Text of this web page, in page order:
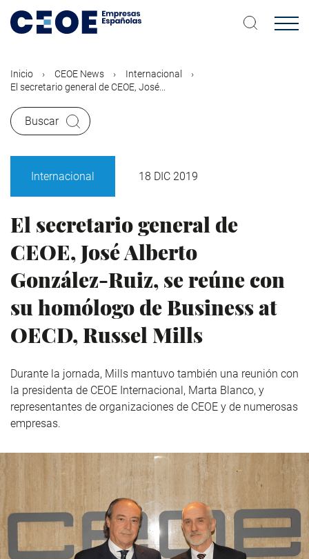
contenido
Inicio CEOE News
Internacional
El secretario general de CEOE, José...
Buscar
Internacional 18 DIC 2019
El secretario general de
CEOE, José Alberto
González-Ruiz, se reúne con
su homólogo de Business at
OECD, Russel Mills
Durante la jornada, Mills mantuvo también una reunión con
la presidenta de CEOE Internacional, Marta Blanco, y
representantes de organizaciones de CEOE y de numerosas
empresas.